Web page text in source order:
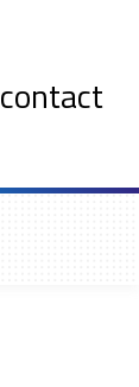
contact